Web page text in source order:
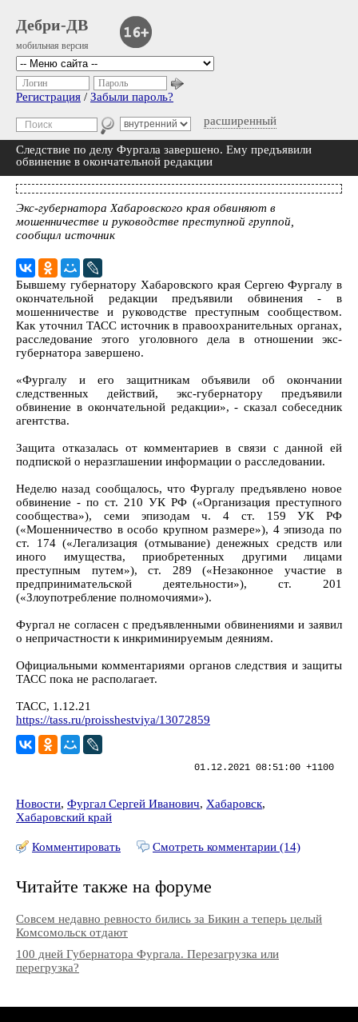
Дебри-ДВ
мобильная версия
расширенный
Логин Пароль
Регистрация / Забыли пароль?
Следствие по делу Фургала завершено. Ему предъявили
обвинение в окончательной редакции
Экс-губернатора Хабаровского края обвиняют в
мошенничестве и руководстве преступной группой,
сообщил источник
Бывшему губернатору Хабаровского края Сергею Фургалу в
окончательной редакции предъявили обвинения - в
мошенничестве и руководстве преступным сообществом.
Как уточнил ТАСС источник в правоохранительных органах,
расследование этого уголовного дела в отношении экс-
губернатора завершено.
«Фургалу и его защитникам объявили об окончании
следственных действий, экс-губернатору предъявили
обвинение в окончательной редакции», - сказал собеседник
агентства.
Защита отказалась от комментариев в связи с данной ей
подпиской о неразглашении информации о расследовании.
Неделю назад сообщалось, что Фургалу предъявлено новое
обвинение - по ст. 210 УК РФ («Организация преступного
сообщества»), семи эпизодам ч. 4 ст. 159 УК РФ
(«Мошенничество в особо крупном размере»), 4 эпизода по
ст. 174 («Легализация (отмывание) денежных средств или
иного имущества, приобретенных другими лицами
преступным путем»), ст. 289 («Незаконное участие в
предпринимательской деятельности»), ст. 201
(«Злоупотребление полномочиями»).
Фургал не согласен с предъявленными обвинениями и заявил
о непричастности к инкриминируемым деяниям.
Официальными комментариями органов следствия и защиты
ТАСС пока не располагает.
ТАСС, 1.12.21
https://tass.ru/proisshestviya/13072859
01.12.2021 08:51:00 +1100
Новости, Фургал Сергей Иванович, Хабаровск,
Хабаровский край
Комментировать Смотреть комментарии (14)
Читайте также на форуме
Совсем недавно ревносто бились за Бикин а теперь целый
Комсомольск отдают
100 дней Губернатора Фургала. Перезагрузка или
перегрузка?